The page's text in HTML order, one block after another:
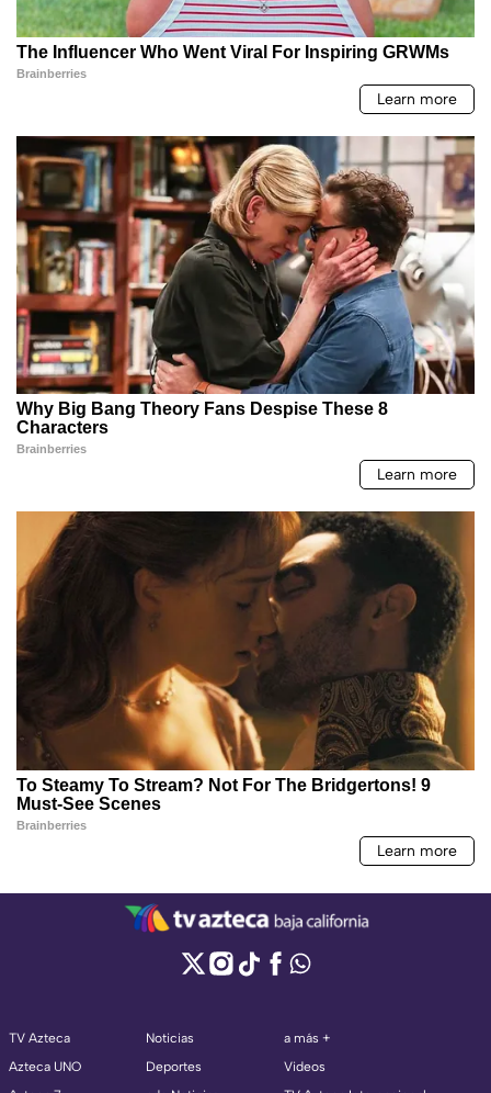
TV Azteca
Azteca UNO
Noticias
Deportes
a más +
Videos